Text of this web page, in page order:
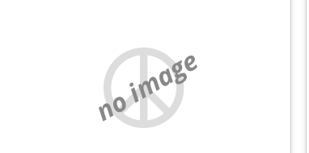
no image